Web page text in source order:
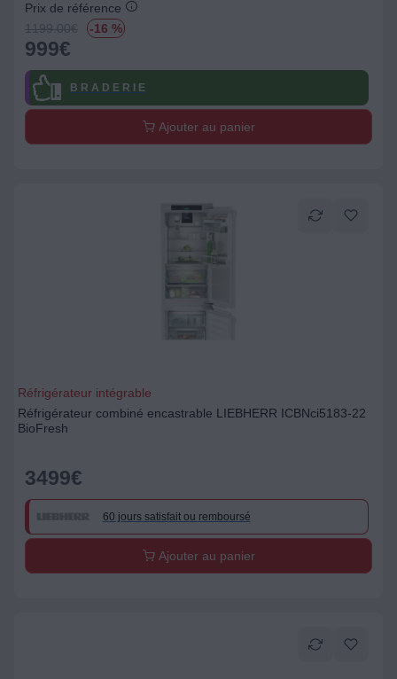
Prix de référence
1199.00€ -16 %
999€
B R A D E R I E
Ajouter au panier
Réfrigérateur intégrable
Réfrigérateur combiné encastrable LIEBHERR ICBNci5183-22
BioFresh
3499€
60 jours satisfait ou remboursé
Ajouter au panier